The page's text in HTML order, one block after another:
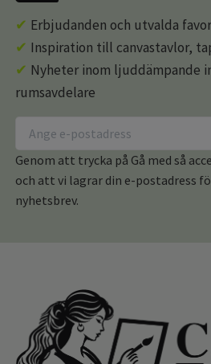
✔ Erbjudanden och utvalda
✔ Inspiration till canvastavlor,
✔ Nyheter inom ljuddämpande
rumsavdelare
Genom att trycka på Gå med så
och att vi lagrar din e-postadress
nyhetsbrev.